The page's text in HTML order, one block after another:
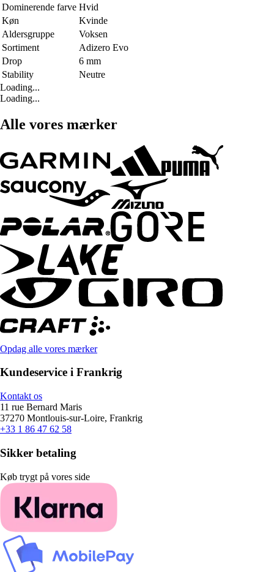
Dominerende farve Hvid
Køn
Kvinde
Aldersgruppe
Voksen
Sortiment
Adizero Evo
Drop
6 mm
Stability
Neutre
Loading...
Loading...
Alle vores mærker
Opdag alle vores mærker
Kundeservice i Frankrig
Kontakt os
11 rue Bernard Maris
37270 Montlouis-sur-Loire, Frankrig
+33 1 86 47 62 58
Sikker betaling
Køb trygt på vores side